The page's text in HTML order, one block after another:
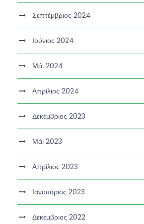
Σεπτέμβριος 2024
Ιούνιος 2024
Μάι 2024
Απρίλιος 2024
Δεκέμβριος 2023
Μάι 2023
Απρίλιος 2023
Ιανουάριος 2023
Δεκέμβριος 2022